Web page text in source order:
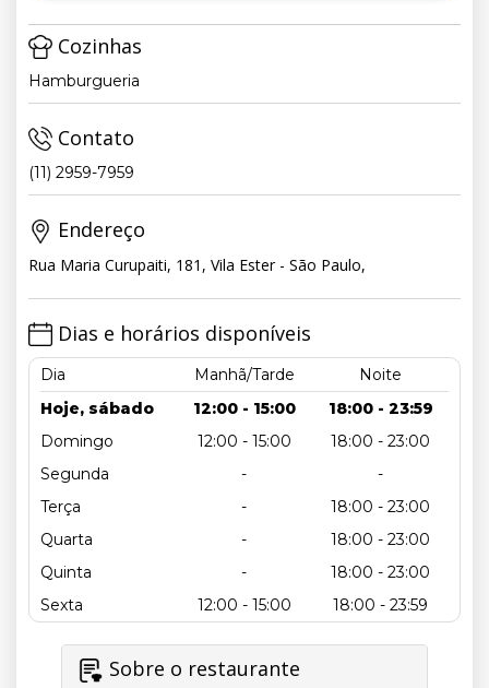
Cozinhas
Hamburgueria
Contato
(11) 2959-7959
Endereço
Rua Maria Curupaiti, 181, Vila Ester - São Paulo,
Dias e horários disponíveis
Dia Manhã/Tarde
Noite
Hoje, sábado
12:00 - 15:00
18:00 - 23:59
Domingo
12:00 - 15:00
18:00 - 23:00
Segunda
-
-
Terça
-
18:00 - 23:00
Quarta
-
18:00 - 23:00
Quinta
-
18:00 - 23:00
Sexta
12:00 - 15:00 18:00 - 23:59
Sobre o restaurante